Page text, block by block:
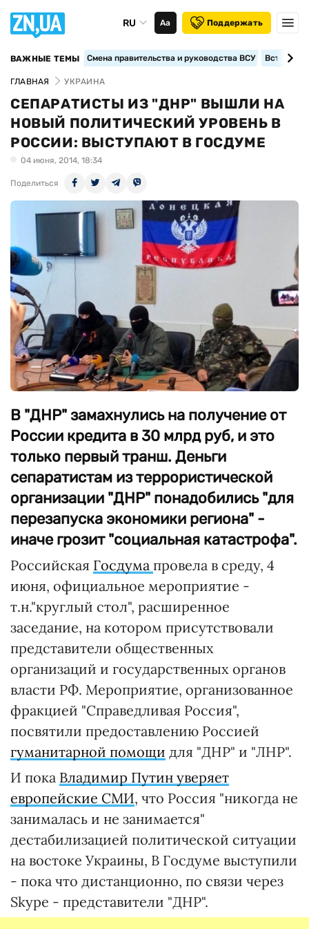
RU Аа Поддержать
ВАЖНЫЕ ТЕМЫ Смена правительства и руководства ВСУ
ГЛАВНАЯ УКРАИНА
СЕПАРАТИСТЫ ИЗ "ДНР" ВЫШЛИ НА
НОВЫЙ ПОЛИТИЧЕСКИЙ УРОВЕНЬ В
РОССИИ: ВЫСТУПАЮТ В ГОСДУМЕ
04 июня, 2014, 18:34
Поделиться
В "ДНР" замахнулись на получение от
России кредита в 30 млрд руб, и это
только первый транш. Деньги
сепаратистам из террористической
организации "ДНР" понадобились "для
перезапуска экономики региона" -
иначе грозит "социальная катастрофа".
Российская Госдума провела в среду, 4
июня, официальное мероприятие -
т.н."круглый стол", расширенное
заседание, на котором присутствовали
представители общественных
организаций и государственных органов
власти РФ. Мероприятие, организованное
фракцией "Справедливая Россия",
посвятили предоставлению Россией
гуманитарной помощи для "ДНР" и "ЛНР".
И пока Владимир Путин уверяет
европейские СМИ, что Россия "никогда не
занималась и не занимается"
дестабилизацией политической ситуации
на востоке Украины, В Госдуме выступили
- пока что дистанционно, по связи через
Skype - представители "ДНР".